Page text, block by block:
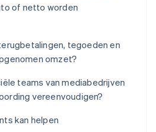
of netto worden
tegoeden en
omzet?
teams van mediabedrijven
vereenvoudigen?
kan helpen